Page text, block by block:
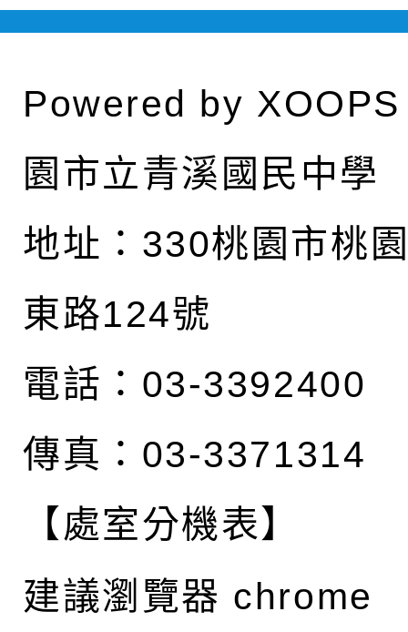
Powered by XOOPS
園市立青溪國民中學
地址： 330桃園市桃
東路124號
電話：03-3392400
傳真：03-3371314
【處室分機表】
建議瀏覽器 chrome